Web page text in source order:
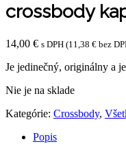
crossbody
14,00 € s DPH (11,38 € bez
Je jedinečný, originálny a
Nie je na sklade
Kategórie: Crossbody,
Popis